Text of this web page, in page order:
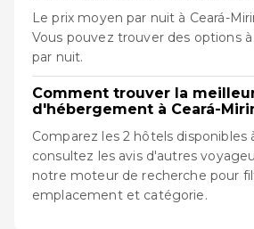
Le prix moyen par nuit à Ceará-
Vous pouvez trouver des options
par nuit.
Comment trouver la
d'hébergement à Ceará-
Comparez les 2 hôtels disponibles
consultez les avis d'autres
notre moteur de recherche pour
emplacement et catégorie.